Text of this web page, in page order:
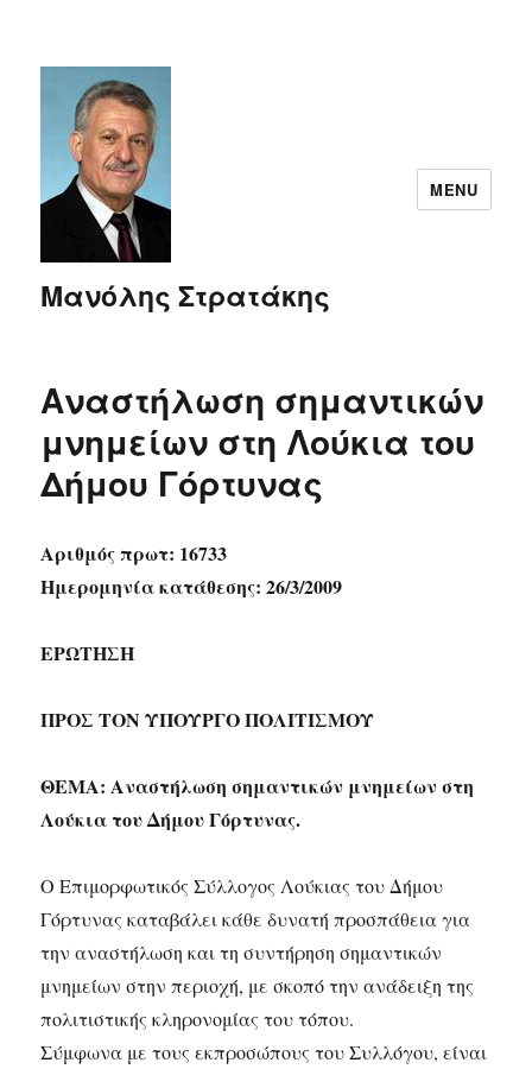
Μανόλης Στρατάκης
MENU
Αναστήλωση σημαντικών
μνημείων στη Λούκια του
Δήμου Γόρτυνας
Αριθμός πρωτ: 16733
Ημερομηνία κατάθεσης: 26/3/2009
ΕΡΩΤΗΣΗ
ΠΡΟΣ ΤΟΝ ΥΠΟΥΡΓΟ ΠΟΛΙΤΙΣΜΟΥ
ΘΕΜΑ: Αναστήλωση σημαντικών μνημείων στη
Λούκια του Δήμου Γόρτυνας.
Ο Επιμορφωτικός Σύλλογος Λούκιας του Δήμου
Γόρτυνας καταβάλει κάθε δυνατή προσπάθεια για
την αναστήλωση και τη συντήρηση σημαντικών
μνημείων στην περιοχή, με σκοπό την ανάδειξη της
πολιτιστικής κληρονομίας του τόπου.
Σύμφωνα με τους εκπροσώπους του Συλλόγου, είναι